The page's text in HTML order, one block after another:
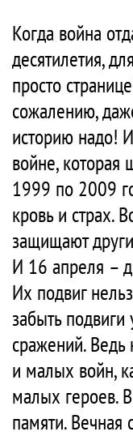
Когда война
десятилетия,
просто
сожалению,
историю надо!
войне, которая
1999 по 2009
кровь и страх.
защищают
И 16 апреля –
Их подвиг
забыть подвиги
сражений. Ведь
и малых войн,
малых героев.
памяти. Вечная